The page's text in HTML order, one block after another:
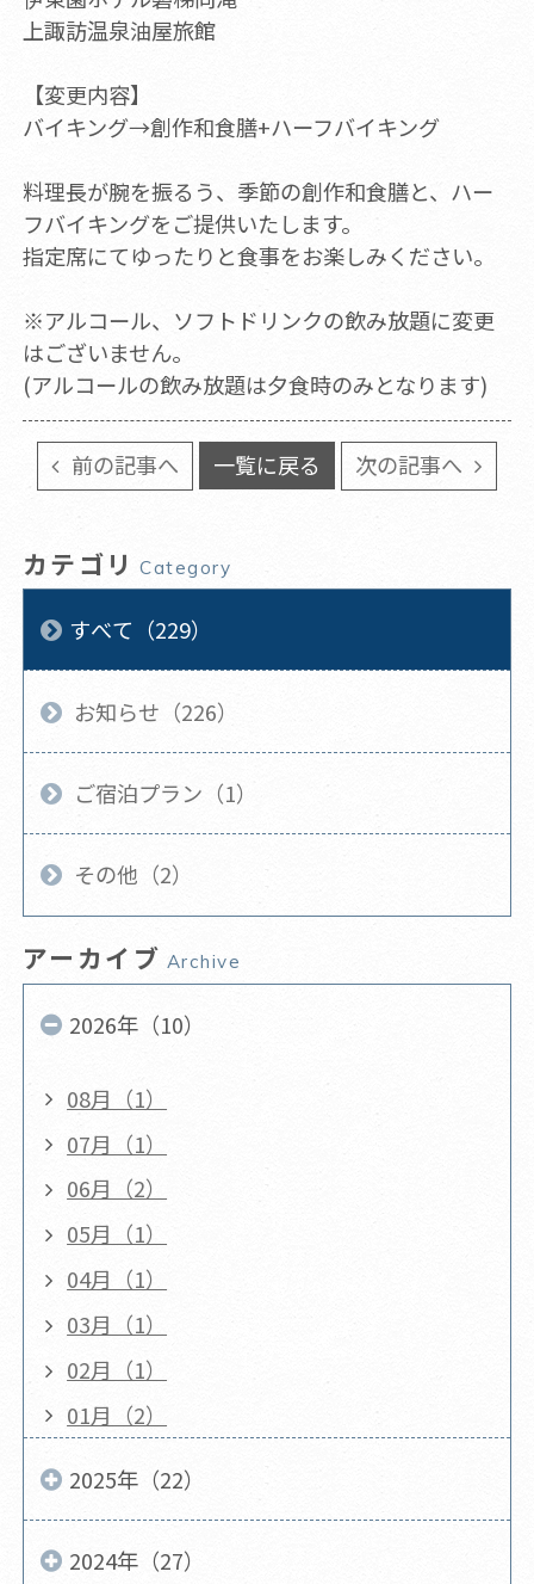
上諏訪温泉油屋旅館
【変更内容】
バイキング→創作和食膳+ハーフバイキング
料理長が腕を振るう、季節の創作和食膳と、ハー
フバイキングをご提供いたします。
指定席にてゆったりと食事をお楽しみください。
※アルコール、ソフトドリンクの飲み放題に変更
はございません。
(アルコールの飲み放題は夕食時のみとなります)
前の記事へ 一覧に戻る 次の記事へ
カテゴリ Category
すべて（229）
お知らせ（226）
ご宿泊プラン（1）
その他（2）
アーカイブ Archive
2026年（10）
08月（1）
07月（1）
06月（2）
05月（1）
04月（1）
03月（1）
02月（1）
01月（2）
2025年（22）
2024年（27）